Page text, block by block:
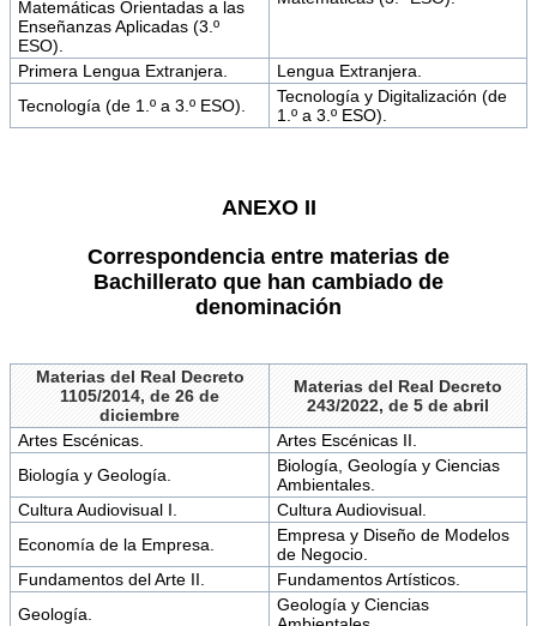
Matemáticas Orientadas a las
Enseñanzas Aplicadas (3.º
ESO).
Primera Lengua Extranjera.
Lengua Extranjera.
Tecnología (de 1.º a 3.º ESO).
Tecnología y Digitalización (de
1.º a 3.º ESO).
ANEXO II
Correspondencia entre materias de
Bachillerato que han cambiado de
denominación
Materias del Real Decreto
1105/2014, de 26 de
diciembre
Materias del Real Decreto
243/2022, de 5 de abril
Artes Escénicas.
Artes Escénicas II.
Biología y Geología.
Biología, Geología y Ciencias
Ambientales.
Cultura Audiovisual I.
Cultura Audiovisual.
Economía de la Empresa.
Empresa y Diseño de Modelos
de Negocio.
Fundamentos del Arte II.
Fundamentos Artísticos.
Geología.
Geología y Ciencias